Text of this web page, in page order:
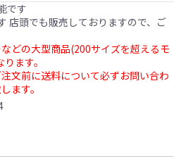
です
店頭でも販売しておりますので、ご
どの大型商品(200サイズを超えるモ
ます。
文前に送料について必ずお問い合わ
ます。